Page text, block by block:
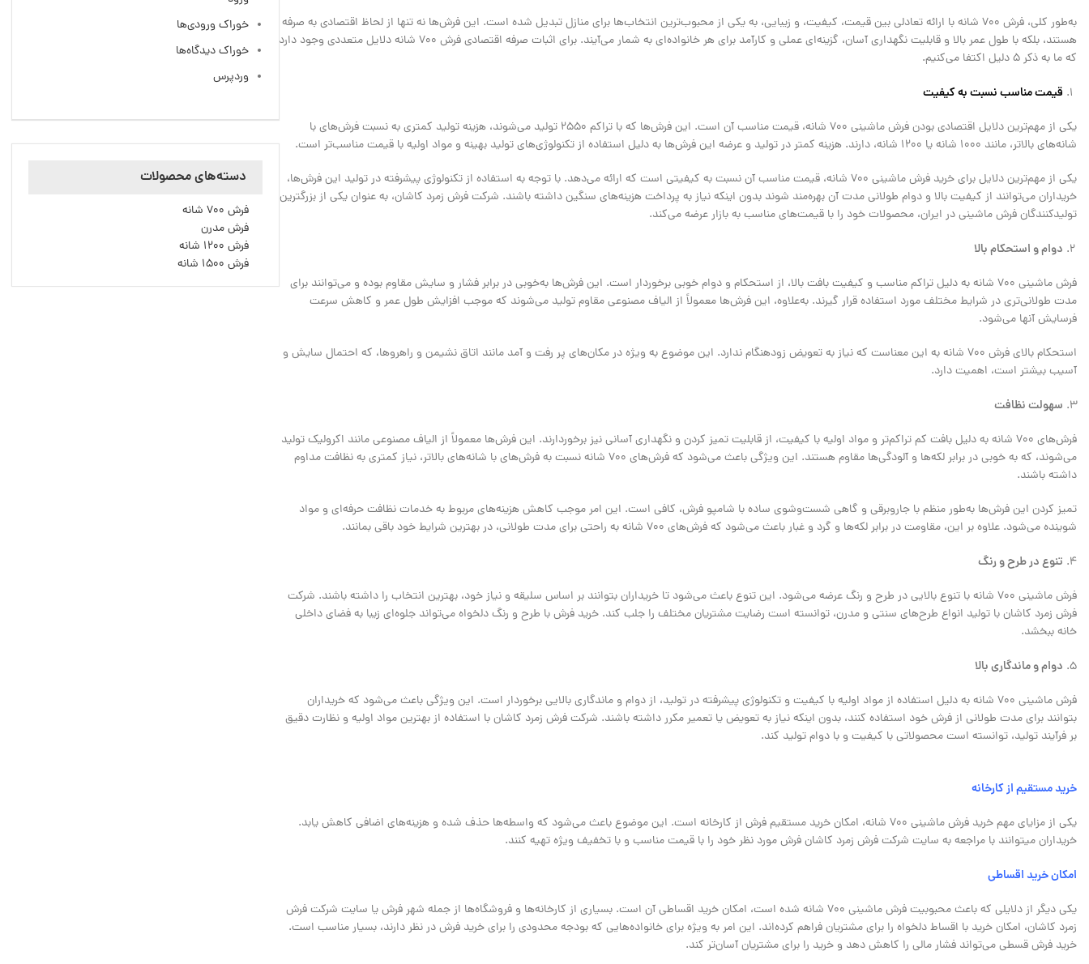
به‌طور کلی، فرش 700 شانه با ارائه تعادلی بین قیمت، کیفیت، و زیبایی، به یکی از محبوب‌ترین انتخاب‌ها برای منازل تبدیل شده است. این فرش‌ها نه تنها از لحاظ اقتصادی به صرفه
هستند، بلکه با طول عمر بالا و قابلیت نگهداری آسان، گزینه‌ای عملی و کارآمد برای هر خانواده‌ای به شمار می‌آیند. برای اثبات صرفه اقتصادی فرش 700 شانه دلایل متعددی وجود دارد
که ما به ذکر 5 دلیل اکتفا می‌کنیم.
قیمت مناسب نسبت به کیفیت
یکی از مهم‌ترین دلایل اقتصادی بودن فرش ماشینی 700 شانه، قیمت مناسب آن است. این فرش‌ها که با تراکم 2550 تولید می‌شوند، هزینه تولید کمتری به نسبت فرش‌های با
شانه‌های بالاتر، مانند 1000 شانه یا 1200 شانه، دارند. هزینه کمتر در تولید و عرضه این فرش‌ها به دلیل استفاده از تکنولوژی‌های تولید بهینه و مواد اولیه با قیمت مناسب‌تر است.
یکی از مهم‌ترین دلایل برای خرید فرش ماشینی 700 شانه، قیمت مناسب آن نسبت به کیفیتی است که ارائه می‌دهد. با توجه به استفاده از تکنولوژی پیشرفته در تولید این فرش‌ها،
خریداران می‌توانند از کیفیت بالا و دوام طولانی مدت آن بهره‌مند شوند بدون اینکه نیاز به پرداخت هزینه‌های سنگین داشته باشند. شرکت فرش زمرد کاشان، به عنوان یکی از بزرگترین
تولیدکنندگان فرش ماشینی در ایران، محصولات خود را با قیمت‌های مناسب به بازار عرضه می‌کند.
دوام و استحکام بالا
فرش ماشینی 700 شانه به دلیل تراکم مناسب و کیفیت بافت بالا، از استحکام و دوام خوبی برخوردار است. این فرش‌ها به‌خوبی در برابر فشار و سایش مقاوم بوده و می‌توانند برای
مدت طولانی‌تری در شرایط مختلف مورد استفاده قرار گیرند. به‌علاوه، این فرش‌ها معمولاً از الیاف مصنوعی مقاوم تولید می‌شوند که موجب افزایش طول عمر و کاهش سرعت
فرسایش آنها می‌شود.
استحکام بالای فرش 700 شانه به این معناست که نیاز به تعویض زودهنگام ندارد. این موضوع به‌ ویژه در مکان‌های پر رفت‌ و آمد مانند اتاق نشیمن و راهروها، که احتمال سایش و
آسیب بیشتر است، اهمیت دارد.
سهولت نظافت
فرش‌های 700 شانه به دلیل بافت کم تراکم‌تر و مواد اولیه با کیفیت، از قابلیت تمیز کردن و نگهداری آسانی نیز برخوردارند. این فرش‌ها معمولاً از الیاف مصنوعی مانند اکرولیک تولید
می‌شوند، که به ‌خوبی در برابر لکه‌ها و آلودگی‌ها مقاوم هستند. این ویژگی باعث می‌شود که فرش‌های 700 شانه نسبت به فرش‌های با شانه‌های بالاتر، نیاز کمتری به نظافت مداوم
داشته باشند.
تمیز کردن این فرش‌ها به‌طور منظم با جاروبرقی و گاهی شست‌وشوی ساده با شامپو فرش، کافی است. این امر موجب کاهش هزینه‌های مربوط به خدمات نظافت حرفه‌ای و مواد
شوینده می‌شود. علاوه بر این، مقاومت در برابر لکه‌ها و گرد و غبار باعث می‌شود که فرش‌های 700 شانه به ‌راحتی برای مدت طولانی، در بهترین شرایط خود باقی بمانند.
تنوع در طرح و رنگ
فرش ماشینی 700 شانه با تنوع بالایی در طرح و رنگ عرضه می‌شود. این تنوع باعث می‌شود تا خریداران بتوانند بر اساس سلیقه و نیاز خود، بهترین انتخاب را داشته باشند. شرکت
فرش زمرد کاشان با تولید انواع طرح‌های سنتی و مدرن، توانسته است رضایت مشتریان مختلف را جلب کند. خرید فرش با طرح و رنگ دلخواه می‌تواند جلوه‌ای زیبا به فضای داخلی
خانه ببخشد.
دوام و ماندگاری بالا
فرش ماشینی 700 شانه به دلیل استفاده از مواد اولیه با کیفیت و تکنولوژی پیشرفته در تولید، از دوام و ماندگاری بالایی برخوردار است. این ویژگی باعث می‌شود که خریداران
بتوانند برای مدت طولانی از فرش خود استفاده کنند، بدون اینکه نیاز به تعویض یا تعمیر مکرر داشته باشند. شرکت فرش زمرد کاشان با استفاده از بهترین مواد اولیه و نظارت دقیق
بر فرآیند تولید، توانسته است محصولاتی با کیفیت و با دوام تولید کند.
خرید مستقیم از کارخانه
یکی از مزایای مهم خرید فرش ماشینی 700 شانه، امکان خرید مستقیم فرش از کارخانه است. این موضوع باعث می‌شود که واسطه‌ها حذف شده و هزینه‌های اضافی کاهش یابد.
خریداران می‎توانند با مراجعه به سایت شرکت فرش زمرد کاشان فرش مورد نظر خود را با قیمت مناسب‌ و با تخفیف ویژه تهیه کنند.
امکان خرید اقساطی
یکی دیگر از دلایلی که باعث محبوبیت فرش ماشینی 700 شانه شده است، امکان خرید اقساطی آن است. بسیاری از کارخانه‌ها و فروشگاه‌ها از جمله شهر فرش یا سایت شرکت فرش
زمرد کاشان، امکان خرید با اقساط دلخواه را برای مشتریان فراهم کرده‌اند. این امر به ویژه برای خانواده‌هایی که بودجه محدودی را برای خرید فرش در نظر دارند، بسیار مناسب است.
خرید فرش قسطی می‌تواند فشار مالی را کاهش دهد و خرید را برای مشتریان آسان‌تر کند.
خوراک ورودی‌ها
خوراک دیدگاه‌ها
وردپرس
دسته‌های محصولات
فرش 700 شانه
فرش مدرن
فرش 1200 شانه
فرش 1500 شانه